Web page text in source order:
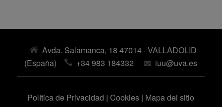
Avda. Salamanca, 18 47014 · VALLADOLID
(España)
+34 983 184332 iuu@uva.es
Política de Privacidad | Cookies | Mapa del sitio